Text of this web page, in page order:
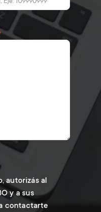
autorizás al
y a sus
contactarte